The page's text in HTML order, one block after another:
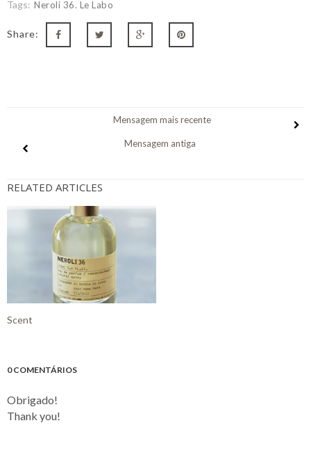
Tags: Neroli 36. Le Labo
Share:
Mensagem mais recente
Mensagem antiga
RELATED ARTICLES
Scent
0 COMENTÁRIOS
Obrigado!
Thank you!